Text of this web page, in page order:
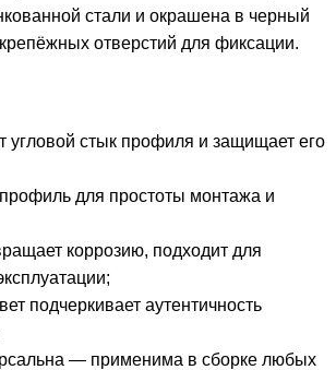
стали и окрашена в черный
отверстий для фиксации.
угловой стык профиля и защищает его
для простоты монтажа и
коррозию, подходит для
подчеркивает аутентичность
— применима в сборке любых